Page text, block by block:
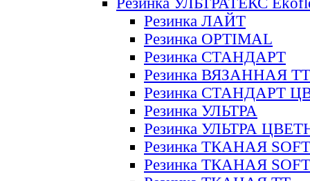
Резинка ЛАЙТ
Резинка OPTIMAL
Резинка СТАНДАРТ
Резинка ВЯЗАННАЯ ТТ
Резинка СТАНДАРТ
Резинка УЛЬТРА
Резинка УЛЬТРА
Резинка ТКАНАЯ SOFT
Резинка ТКАНАЯ